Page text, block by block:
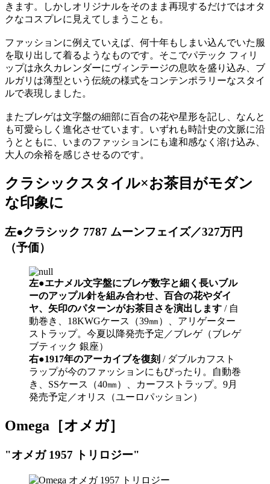
きます。しかしオリジナルをそのまま再現するだけではオタ
クなコスプレに見えてしまうことも。
ファッションに例えていえば、何十年もしまい込んでいた服
を取り出して着るようなものです。そこでパテック フィリ
ップは永久カレンダーにヴィンテージの息吹を盛り込み、ブ
ルガリは薄型という伝統の様式をコンテンポラリーなスタイ
ルで表現しました。
またブレゲは文字盤の細部に百合の花や星形を記し、なんと
も可愛らしく進化させています。いずれも時計史の文脈に沿
うとともに、いまのファッションにも違和感なく溶け込み、
大人の余裕を感じさせるのです。
クラシックスタイル×お茶目がモダン
な印象に
左●クラシック 7787 ムーンフェイズ／327万円
（予価）
左●エナメル文字盤にブレゲ数字と細く長いブル
ーのアップル針を組み合わせ、百合の花やダイ
ヤ、矢印のパターンがお茶目さを演出します / 自
動巻き、18KWGケース（39㎜）、アリゲーター
ストラップ。今夏以降発売予定／ブレゲ（ブレゲ
ブティック 銀座）
右●1917年のアーカイブを復刻 / ダブルカフスト
ラップが今のファッションにもぴったり。自動巻
き、SSケース（40㎜）、カーフストラップ。9月
発売予定／オリス（ユーロパッション）
Omega［オメガ］
"オメガ 1957 トリロジー"